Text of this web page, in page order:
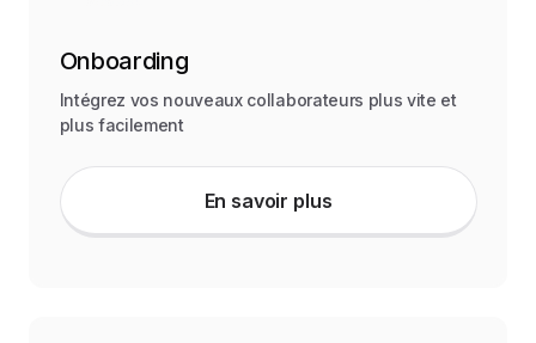
Onboarding
Intégrez vos nouveaux collaborateurs plus vite et
plus facilement
En savoir plus